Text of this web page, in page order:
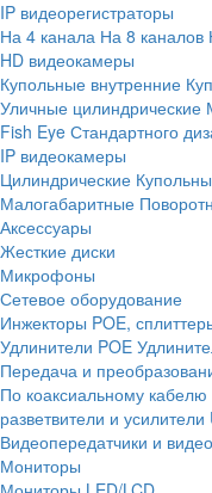
IP видеорегистраторы
На 4 канала На 8 каналов
HD видеокамеры
Купольные внутренние
Уличные цилиндрические
Fish Eye Стандартного
IP видеокамеры
Цилиндрические
Малогабаритные
Аксессуары
Жесткие диски
Микрофоны
Сетевое оборудование
Инжекторы POE,
Удлинители POE
Передача и
По коаксиальному кабелю
разветвители и усилители
Видеопередатчики и
Мониторы